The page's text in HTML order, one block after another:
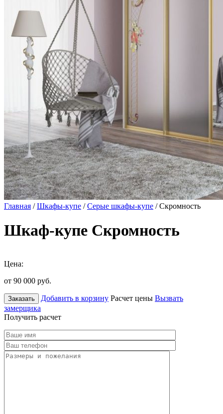
Главная /Шкафы-купе /Серые шкафы-купе / Скромность
Шкаф-купе Скромность
Цена:
от 90 000 руб.
Заказать Добавить в корзину Расчет цены Вызвать
замерщика
Получить расчет